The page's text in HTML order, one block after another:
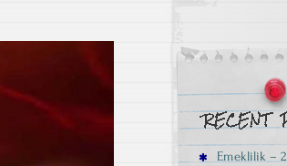
Emeklilik – 2